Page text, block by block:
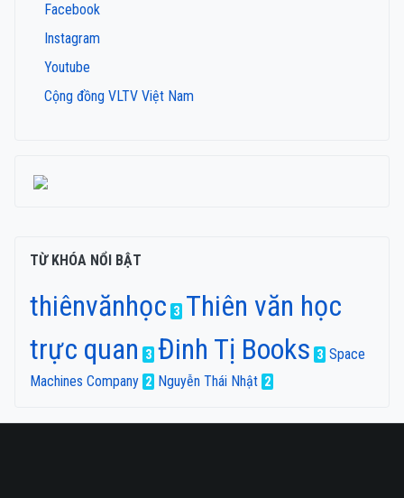
Facebook
Instagram
Youtube
Cộng đồng VLTV Việt Nam
TỪ KHÓA NỔI BẬT
thiênvănhọc 3 Thiên văn học
trực quan
3 Đinh Tị Books 3 Space
Machines Company 2 Nguyễn Thái Nhật 2